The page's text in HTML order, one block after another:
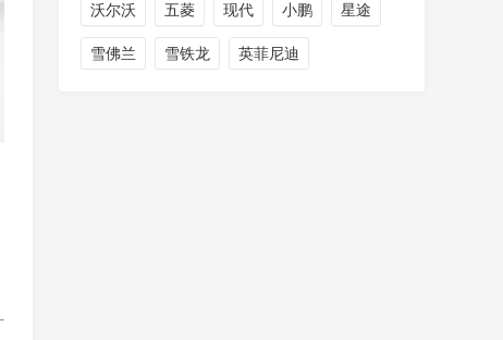
沃尔沃 五菱 现代 小鹏 星途
雪佛兰 雪铁龙 英菲尼迪